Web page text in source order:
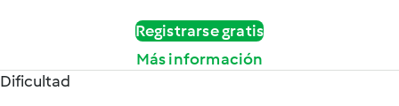
Registrarse gratis
Más información
Dificultad